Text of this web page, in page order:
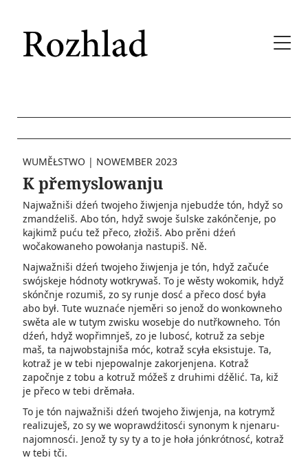
WUMĚŁSTWO | NOWEMBER 2023
K přemyslowanju
Najwažniši dźeń twojeho žiwjenja njebudźe tón, hdyž so
zmandźeliš. Abo tón, hdyž swoje šulske zakónčenje, po
kajkimž puću tež přeco, złožiš. Abo prěni dźeń
wočakowaneho powołanja nastupiš. Ně.
Najwažniši dźeń twojeho žiwjenja je tón, hdyž začuće
swójskeje hódnoty wotkrywaš. To je wěsty wokomik, hdyž
skónčnje rozumiš, zo sy runje dosć a přeco dosć była
abo był. Tute wuznaće njeměri so jenož do wonkow­neho
swěta ale w tutym zwisku wosebje do nutřkowneho. Tón
dźeń, hdyž wopřimnješ, zo je lubosć­, kotruž za sebje
maš, ta naj­wobstajniša móc, kotraž scyła eksistuje. Ta,
kotraž je w tebi njepowalnje zakorje­njena. Kotraž
započnje z tobu a kotruž móžeš z druhimi dźělić. Ta, kiž
je přeco w tebi drěmała­.
To je tón najwažniši dźeń two­jeho žiwjenja, na kotrymž
realizuješ­, zo sy we wopraw­dźitosći synonym k njenaru­
najomnosći. Jenož ty sy ty a to je hoła jónkrótnosć, kotraž
w tebi­ tči.